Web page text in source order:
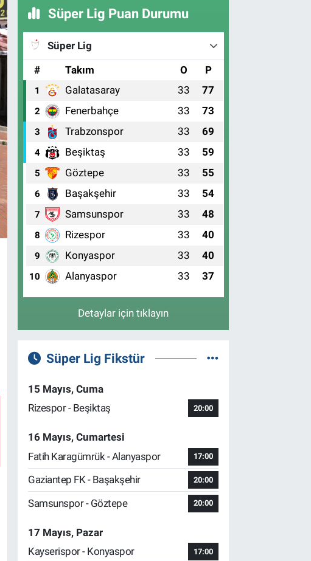
Süper Lig Puan Durumu
Süper Lig
#
Takım O P
1 Galatasaray 33 77
2 Fenerbahçe 33 73
3 Trabzonspor 33 69
4 Beşiktaş 33 59
5 Göztepe 33 55
6 Başakşehir 33 54
7 Samsunspor 33 48
8 Rizespor 33 40
9 Konyaspor 33 40
10 Alanyaspor 33 37
Detaylar için tıklayın
Süper Lig Fikstür
15 Mayıs, Cuma
Rizespor - Beşiktaş
20:00
16 Mayıs, Cumartesi
Fatih Karagümrük - Alanyaspor
17:00
Gaziantep FK - Başakşehir 20:00
Samsunspor - Göztepe 20:00
17 Mayıs, Pazar
Kayserispor - Konyaspor
17:00